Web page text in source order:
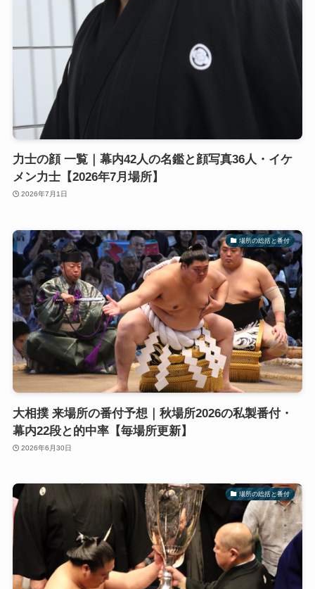
力士の顔 一覧｜幕内42人の名鑑と顔写真36人・イケ
メン力士【2026年7月場所】
2026年7月1日
場所の総括と番付
大相撲 来場所の番付予想｜秋場所2026の私製番付・
幕内22段と的中率【毎場所更新】
2026年6月30日
場所の総括と番付